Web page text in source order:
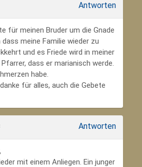
Antworten
für meinen Bruder um die Gnade
dass meine Familie wieder zu
und es Friede wird in meiner
dass er marianisch werde.
habe.
für alles, auch die Gebete
Antworten
mit einem Anliegen. Ein junger